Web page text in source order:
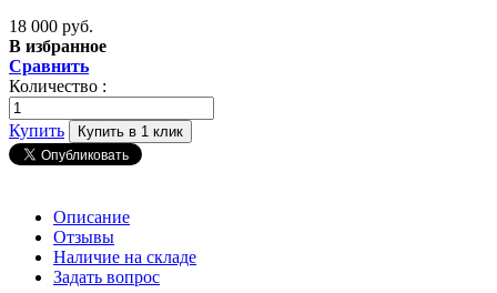
18 000 руб.
В избранное
Сравнить
Количество :
Купить Купить в 1 клик
Описание
Отзывы
Наличие на складе
Задать вопрос